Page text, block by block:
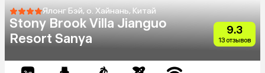
Ялонг Бэй, о. Хайнань, Китай
Stony Brook Villa Jianguo
Resort Sanya
9.3
13 отзывов